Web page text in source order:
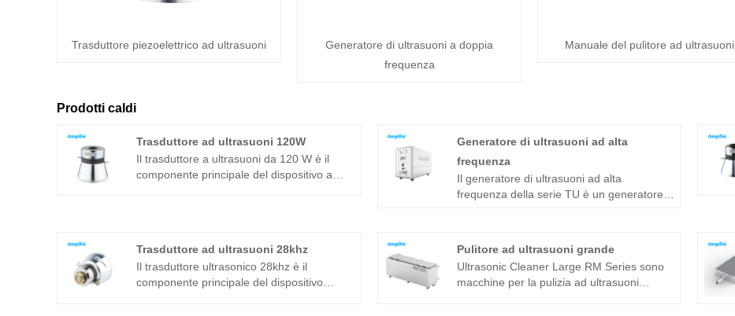
Trasduttore piezoelettrico ad ultrasuoni
Generatore di ultrasuoni a doppia
frequenza
Manuale del pulitore ad ultrasuoni
Prodotti caldi
Trasduttore ad ultrasuoni 120W
Il trasduttore a ultrasuoni da 120 W è il
componente principale del dispositivo a
sandwich comunemente usato in aggiunta
alla struttura magnetostrittiva.
Generatore di ultrasuoni ad alta
frequenza
Il generatore di ultrasuoni ad alta
frequenza della serie TU è un generatore
alta. Questo generatore di ultrasuoni ad
alta frequenza della serie TU è sviluppato
con la nuova tecnologia e con sfasamento
Trasduttore ad ultrasuoni 28khz
Il trasduttore ultrasonico 28khz è il
componente principale del dispositivo
Pulitore ad ultrasuoni grande
Ultrasonic Cleaner Large RM Series sono
macchine per la pulizia ad ultrasuoni